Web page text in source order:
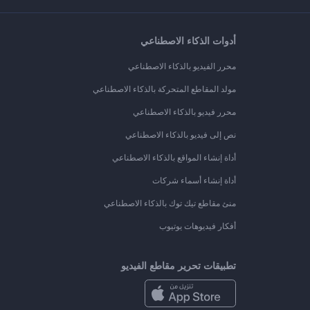
أدوات الذكاء الاصطناعي
محرر الفيديو بالذكاء الاصطناعي
مولد المقاطع المتحركة بالذكاء الاصطناعي
محرر فيديو بالذكاء الاصطناعي
نص إلى فيديو بالذكاء الاصطناعي
أداة إنشاء المواقع بالذكاء الاصطناعي
أداة إنشاء أسماء شركات
منئ مقاطع تيك توك بالذكاء الاصطناعي
أفكار فيديوهات يوتيوب
تطبيقات تحرير مقاطع الفيديو